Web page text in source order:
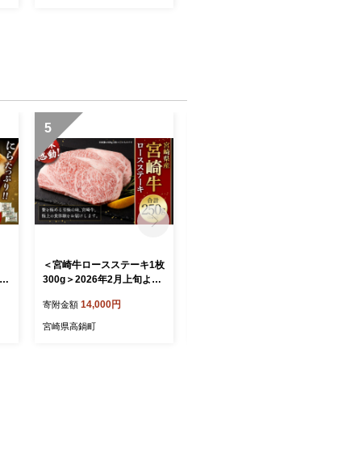
5
＜宮崎牛ロースステーキ1枚
300g＞2026年2月上旬より
肉 ステーキ ステーキ肉 ロ
ース ロースステーキ 冷凍
寄附金額 14,000円
宮崎県高鍋町